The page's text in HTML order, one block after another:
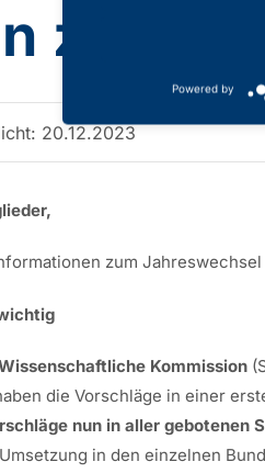
zum
20.12.2023
zum
Kommission
die Vorschläge in einer
nun in aller gebotenen
in den einzelnen
Powered by